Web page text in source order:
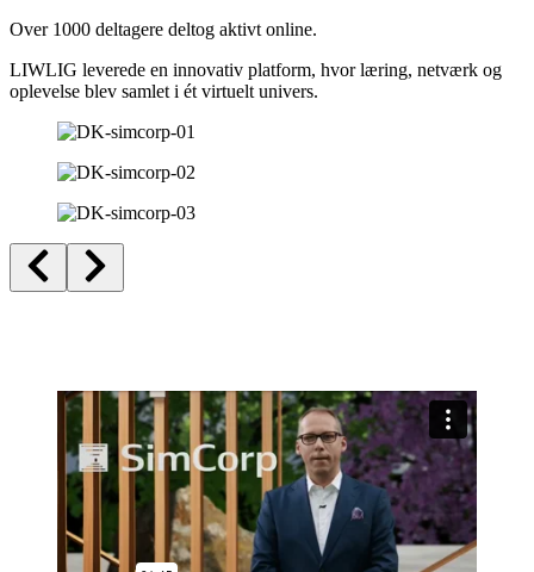
Over 1000 deltagere deltog aktivt online.
LIWLIG leverede en innovativ platform, hvor læring, netværk og
oplevelse blev samlet i ét virtuelt univers.